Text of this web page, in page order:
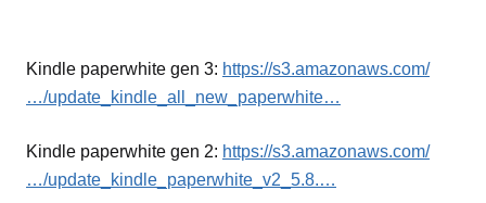
Kindle paperwhite gen 3: https://s3.amazonaws.com/
…/update_kindle_all_new_paperwhite…
Kindle paperwhite gen 2: https://s3.amazonaws.com/
…/update_kindle_paperwhite_v2_5.8.…